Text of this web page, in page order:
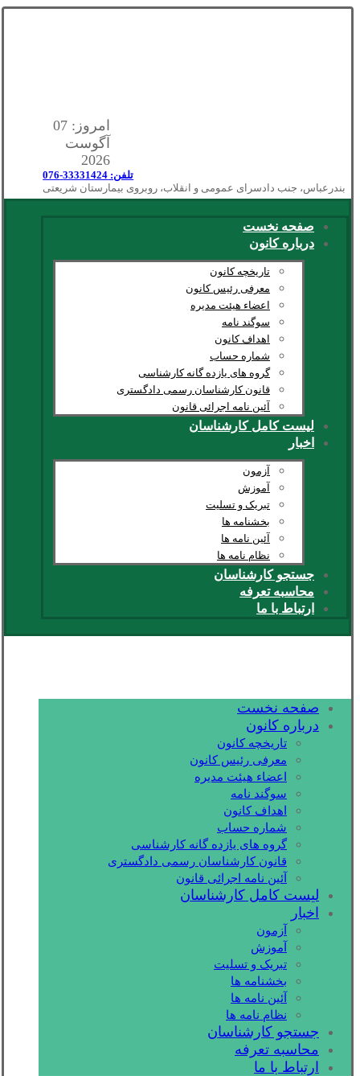
امروز: 07
آگوست
2026
تلفن: 33331424-076
بندرعباس، جنب دادسرای عمومی و انقلاب، روبروی بیمارستان شریعتی
صفحه نخست
درباره کانون
تاریخچه کانون
معرفی رئیس کانون
اعضاء هیئت مدیره
سوگند نامه
اهداف کانون
شماره حساب
گروه های یازده گانه کارشناسی
قانون کارشناسان رسمی دادگستری
آئین نامه اجرائی قانون
لیست کامل کارشناسان
اخبار
آزمون
آموزش
تبریک و تسلیت
بخشنامه ها
آئین نامه ها
نظام نامه ها
جستجو کارشناسان
محاسبه تعرفه
ارتباط با ما
صفحه نخست
درباره کانون
تاریخچه کانون
معرفی رئیس کانون
اعضاء هیئت مدیره
سوگند نامه
اهداف کانون
شماره حساب
گروه های یازده گانه کارشناسی
قانون کارشناسان رسمی دادگستری
آئین نامه اجرائی قانون
لیست کامل کارشناسان
اخبار
آزمون
آموزش
تبریک و تسلیت
بخشنامه ها
آئین نامه ها
نظام نامه ها
جستجو کارشناسان
محاسبه تعرفه
ارتباط با ما